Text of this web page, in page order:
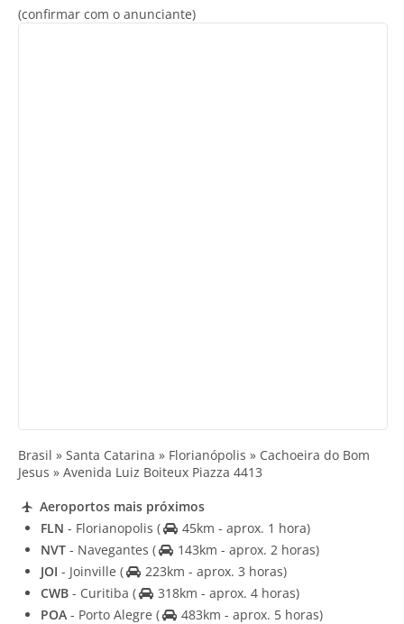
(confirmar com o anunciante)
Brasil » Santa Catarina » Florianópolis » Cachoeira do Bom
Jesus » Avenida Luiz Boiteux Piazza 4413
Aeroportos mais próximos
FLN - Florianopolis (
45km - aprox. 1 hora)
NVT - Navegantes (
143km - aprox. 2 horas)
JOI - Joinville (
223km - aprox. 3 horas)
CWB - Curitiba (
318km - aprox. 4 horas)
POA - Porto Alegre ( 483km - aprox. 5 horas)